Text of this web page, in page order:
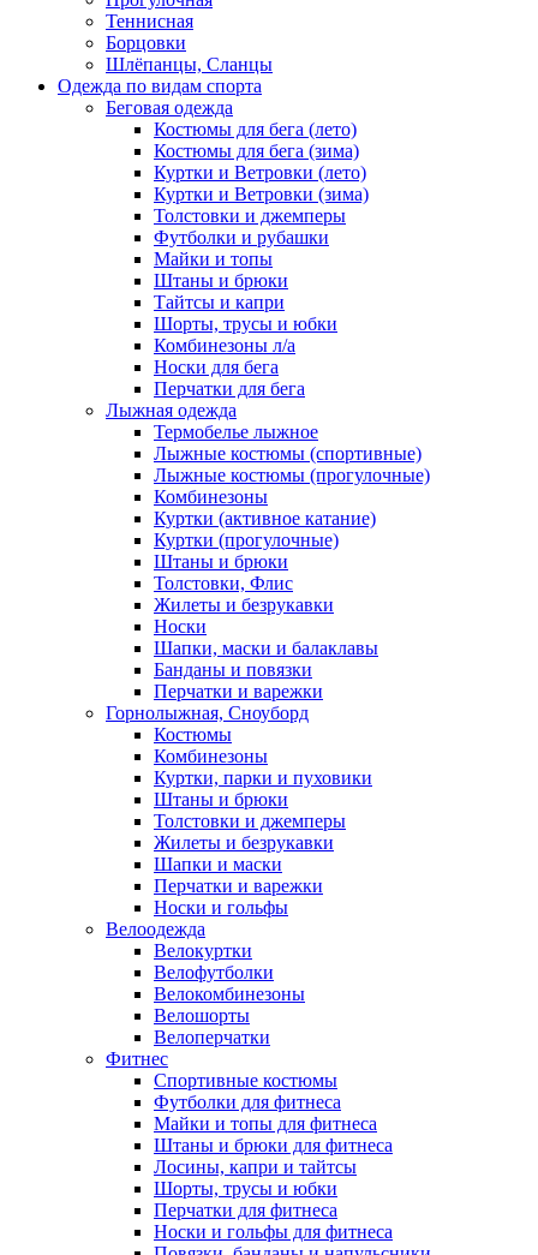
Теннисная
Борцовки
Шлёпанцы, Сланцы
Одежда по видам спорта
Беговая одежда
Костюмы для бега (лето)
Костюмы для бега (зима)
Куртки и Ветровки (лето)
Куртки и Ветровки (зима)
Толстовки и джемперы
Футболки и рубашки
Майки и топы
Штаны и брюки
Тайтсы и капри
Шорты, трусы и юбки
Комбинезоны л/а
Носки для бега
Перчатки для бега
Лыжная одежда
Термобелье лыжное
Лыжные костюмы (спортивные)
Лыжные костюмы (прогулочные)
Комбинезоны
Куртки (активное катание)
Куртки (прогулочные)
Штаны и брюки
Толстовки, Флис
Жилеты и безрукавки
Носки
Шапки, маски и балаклавы
Банданы и повязки
Перчатки и варежки
Горнолыжная, Сноуборд
Костюмы
Комбинезоны
Куртки, парки и пуховики
Штаны и брюки
Толстовки и джемперы
Жилеты и безрукавки
Шапки и маски
Перчатки и варежки
Носки и гольфы
Велоодежда
Велокуртки
Велофутболки
Велокомбинезоны
Велошорты
Велоперчатки
Фитнес
Спортивные костюмы
Футболки для фитнеса
Майки и топы для фитнеса
Штаны и брюки для фитнеса
Лосины, капри и тайтсы
Шорты, трусы и юбки
Перчатки для фитнеса
Носки и гольфы для фитнеса